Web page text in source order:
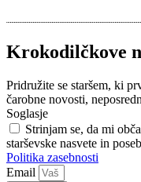
Krokodilčkove
Pridružite se staršem, ki
čarobne novosti,
Soglasje
Strinjam se, da mi
starševske nasvete in
Politika zasebnosti
Email